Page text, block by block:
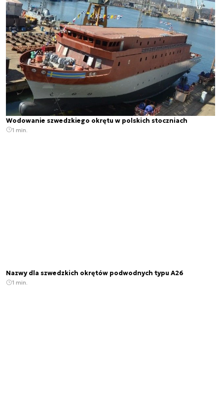
Wodowanie szwedzkiego okrętu w polskich stoczniach
1 min.
Nazwy dla szwedzkich okrętów podwodnych typu A26
1 min.